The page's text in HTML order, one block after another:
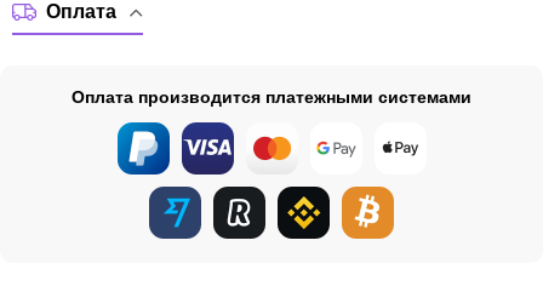
Оплата
Оплата производится платежными системами